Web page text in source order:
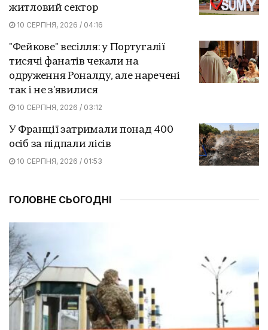
житловий сектор
10 СЕРПНЯ, 2026 / 04:16
"Фейкове" весілля: у Португалії
тисячі фанатів чекали на
одруження Роналду, але наречені
так і не з'явилися
10 СЕРПНЯ, 2026 / 03:12
У Франції затримали понад 400
осіб за підпали лісів
10 СЕРПНЯ, 2026 / 01:53
ГОЛОВНЕ СЬОГОДНІ